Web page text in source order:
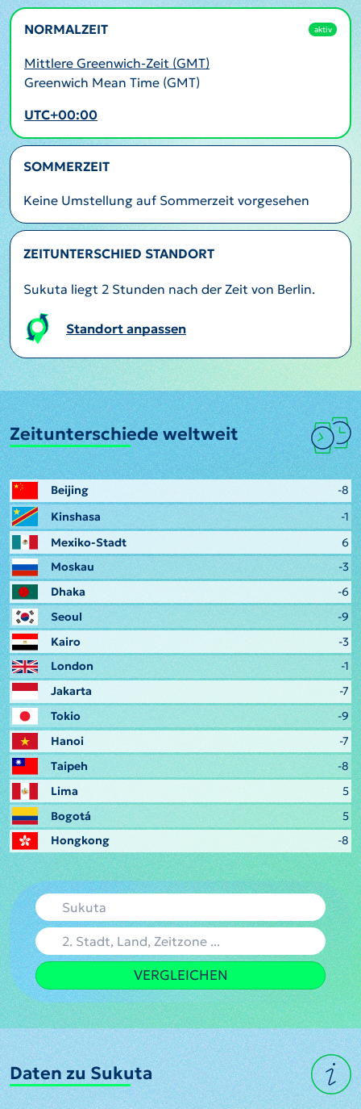
NORMALZEIT aktiv
Mittlere Greenwich-Zeit (GMT)
Greenwich Mean Time (GMT)
UTC+00:00
SOMMERZEIT
Keine Umstellung auf Sommerzeit vorgesehen
ZEITUNTERSCHIED STANDORT
Sukuta liegt 2 Stunden nach der Zeit von Berlin.
Standort anpassen
Zeitunterschiede weltweit
Beijing
-8
Kinshasa
-1
Mexiko-Stadt
6
Moskau
-3
Dhaka
-6
Seoul
-9
Kairo
-3
London
-1
Jakarta
-7
Tokio
-9
Hanoi
-7
Taipeh
-8
Lima
5
Bogotá
5
Hongkong
-8
VERGLEICHEN
Daten zu Sukuta